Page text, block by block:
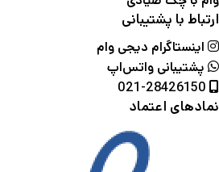
ارتباط با پشتیبانی
اینستاگرام دیجی وام
پشتیبانی واتس‌اپ
021-28426150
نمادهای اعتماد